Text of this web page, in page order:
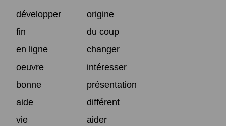
développer
origine
fin
du coup
en ligne
changer
oeuvre
intéresser
bonne
présentation
aide
différent
vie
aider